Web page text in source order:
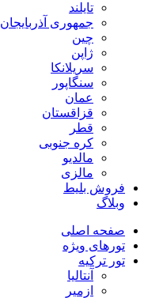
تایلند
جمهوری آذربایجان
چین
ژاپن
سریلانکا
سنگاپور
عمان
قزاقستان
قطر
کره جنوبی
مالدیو
مالزی
فروش بلیط
وبلاگ
صفحه اصلی
تورهای ویژه
تور ترکیه
آنتالیا
ازمیر